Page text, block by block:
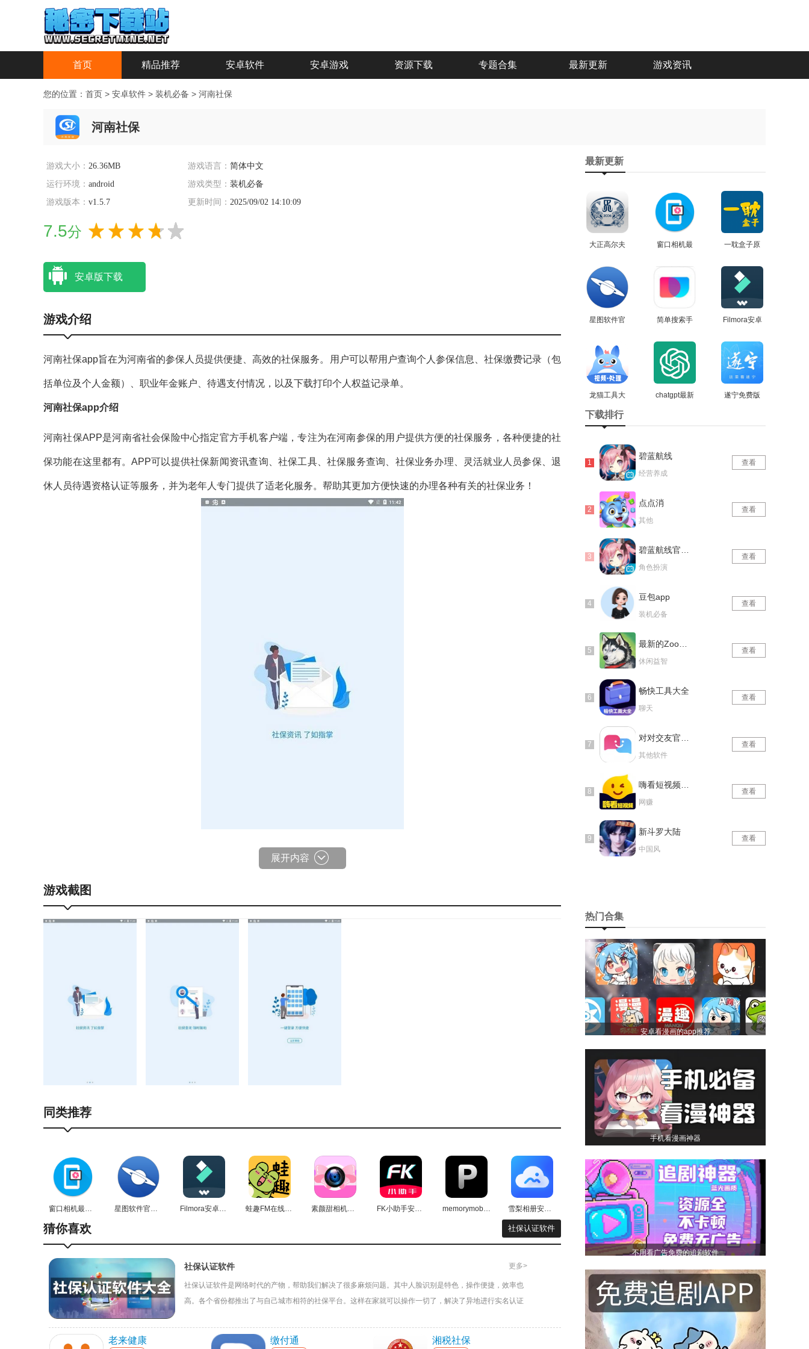
首页 精品推荐 安卓软件 安卓游戏 资源下载 专题合集 最新更新 游戏资讯
您的位置： 首页 > 安卓软件 > 装机必备 > 河南社保
河南社保
游戏大小： 26.36MB 游戏语言： 简体中文
运行环境： android 游戏类型： 装机必备
游戏版本： v1.5.7 更新时间： 2025/09/02 14:10:09
7.5分
安卓版下载
游戏介绍
河南社保app旨在为河南省的参保人员提供便捷、高效的社保服务。用户可以帮用户查询​​个人参保信息​​、​​社保缴费记录​​（包
括单位及个人金额）、​​职业年金账户​​、​​待遇支付情况​​，以及下载打印​​个人权益记录单。
河南社保app介绍
河南社保APP是河南省社会保险中心指定官方手机客户端，专注为在河南参保的用户提供方便的社保服务，各种便捷的社
保功能在这里都有。APP可以提供社保新闻资讯查询、社保工具、社保服务查询、社保业务办理、灵活就业人员参保、退
休人员待遇资格认证等服务，并为老年人专门提供了适老化服务。帮助其更加方便快速的办理各种有关的社保业务！
通过河南社保App，您可以：
河南社保app怎么认证注册
1、在本站下载河南社保App，运行软件，点击“我的”，之后点击注册；
3、之后就实名认证成功了；
4、待遇认证，如是离退休人员本人手机注册，请点击个人认证，将脸部置于提示区域内，进行认证即可；
5、如为他人认证，点击“为他人认证”，输入离退休人员姓名、身份证号码即可认证。
河南社保app特色
简单易学的认证方式，用摄像头轻轻一扫，即可完成认证。
自助认证服务，省去繁琐的认证步骤，让办理社保变得简单又快捷。
再也不用排队等候，只需在家中就能办理社保，真是智慧生活的代表。
河南社保app常见问题
1、河南社保可以缴纳哪些社保费用？
目前可以缴纳城乡居民养老保险，后续将逐步开通城乡居民医保、灵活就业人员养老、灵活就业人员医保缴费等。
2、缴纳费用完成后，多久能够查询到缴费数据？
展开内容
游戏截图
同类推荐
窗口相机最新免费版 星图软件官方版 Filmora安卓免费版 蛙趣FM在线听免费原版 素颜甜相机手机最新版 FK小助手安卓直装版 memorymobile手机正版 雪梨相册安卓免费版
猜你喜欢 社保认证软件
社保认证软件 更多>
社保认证软件是网络时代的产物，帮助我们解决了很多麻烦问题。其中人脸识别是特色，操作便捷，效率也
高。各个省份都推出了与自己城市相符的社保平台。这样在家就可以操作一切了，解决了异地进行实名认证
老来健康 缴付通 湘税社保
最新更新
大正高尔夫
窗口相机最
一耽盒子原
星图软件官
简单搜索手
Filmora安卓
龙猫工具大
师原版
查看
chatgpt最新
遂宁免费版
下载排行
碧蓝航线
经营养成
查看
点点消
其他
查看
角色扮演
查看
豆包app
装机必备
查看
休闲益智
查看
畅快工具大全
聊天
查看
其他软件
查看
网赚
查看
新斗罗大陆
中国风
查看
热门合集
安卓看漫画的app推荐
手机看漫画神器
不用看广告免费的追剧软件